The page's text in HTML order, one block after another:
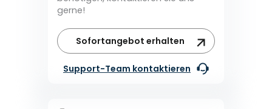
gerne!
Sofortangebot erhalten
Support-Team kontaktieren